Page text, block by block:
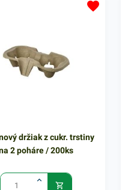
držiak z cukr. trstiny
2 poháre / 200ks